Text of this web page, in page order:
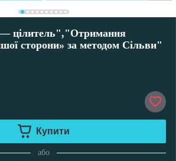
цілитель","Отримання
сторони» за методом Сільви"
Купити
або